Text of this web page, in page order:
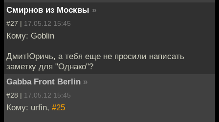
Смирнов из Москвы »
#27 | 17.05.12 15:45
Кому: Goblin
ДмитЮричь, а тебя еще не просили написать
заметку для "Однако"?
Gabba Front Berlin »
#28 | 17.05.12 15:45
Кому: urfin, #25